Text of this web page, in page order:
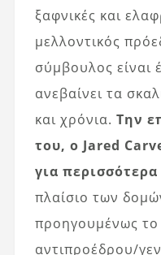
ξαφνικές και
μελλοντικός
σύμβουλος είναι
ανεβαίνει τα
και χρόνια. Την
του, ο Jared
για
πλαίσιο των
προηγουμένως
αντιπροέδρου/